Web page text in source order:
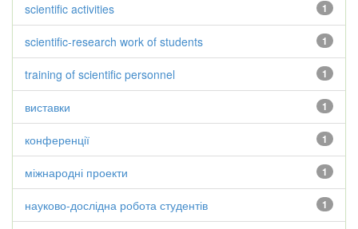
1
scientific activities
1
scientific-research work of students
1
training of scientific personnel
1
виставки
1
конференції
1
міжнародні проекти
1
науково-дослідна робота студентів